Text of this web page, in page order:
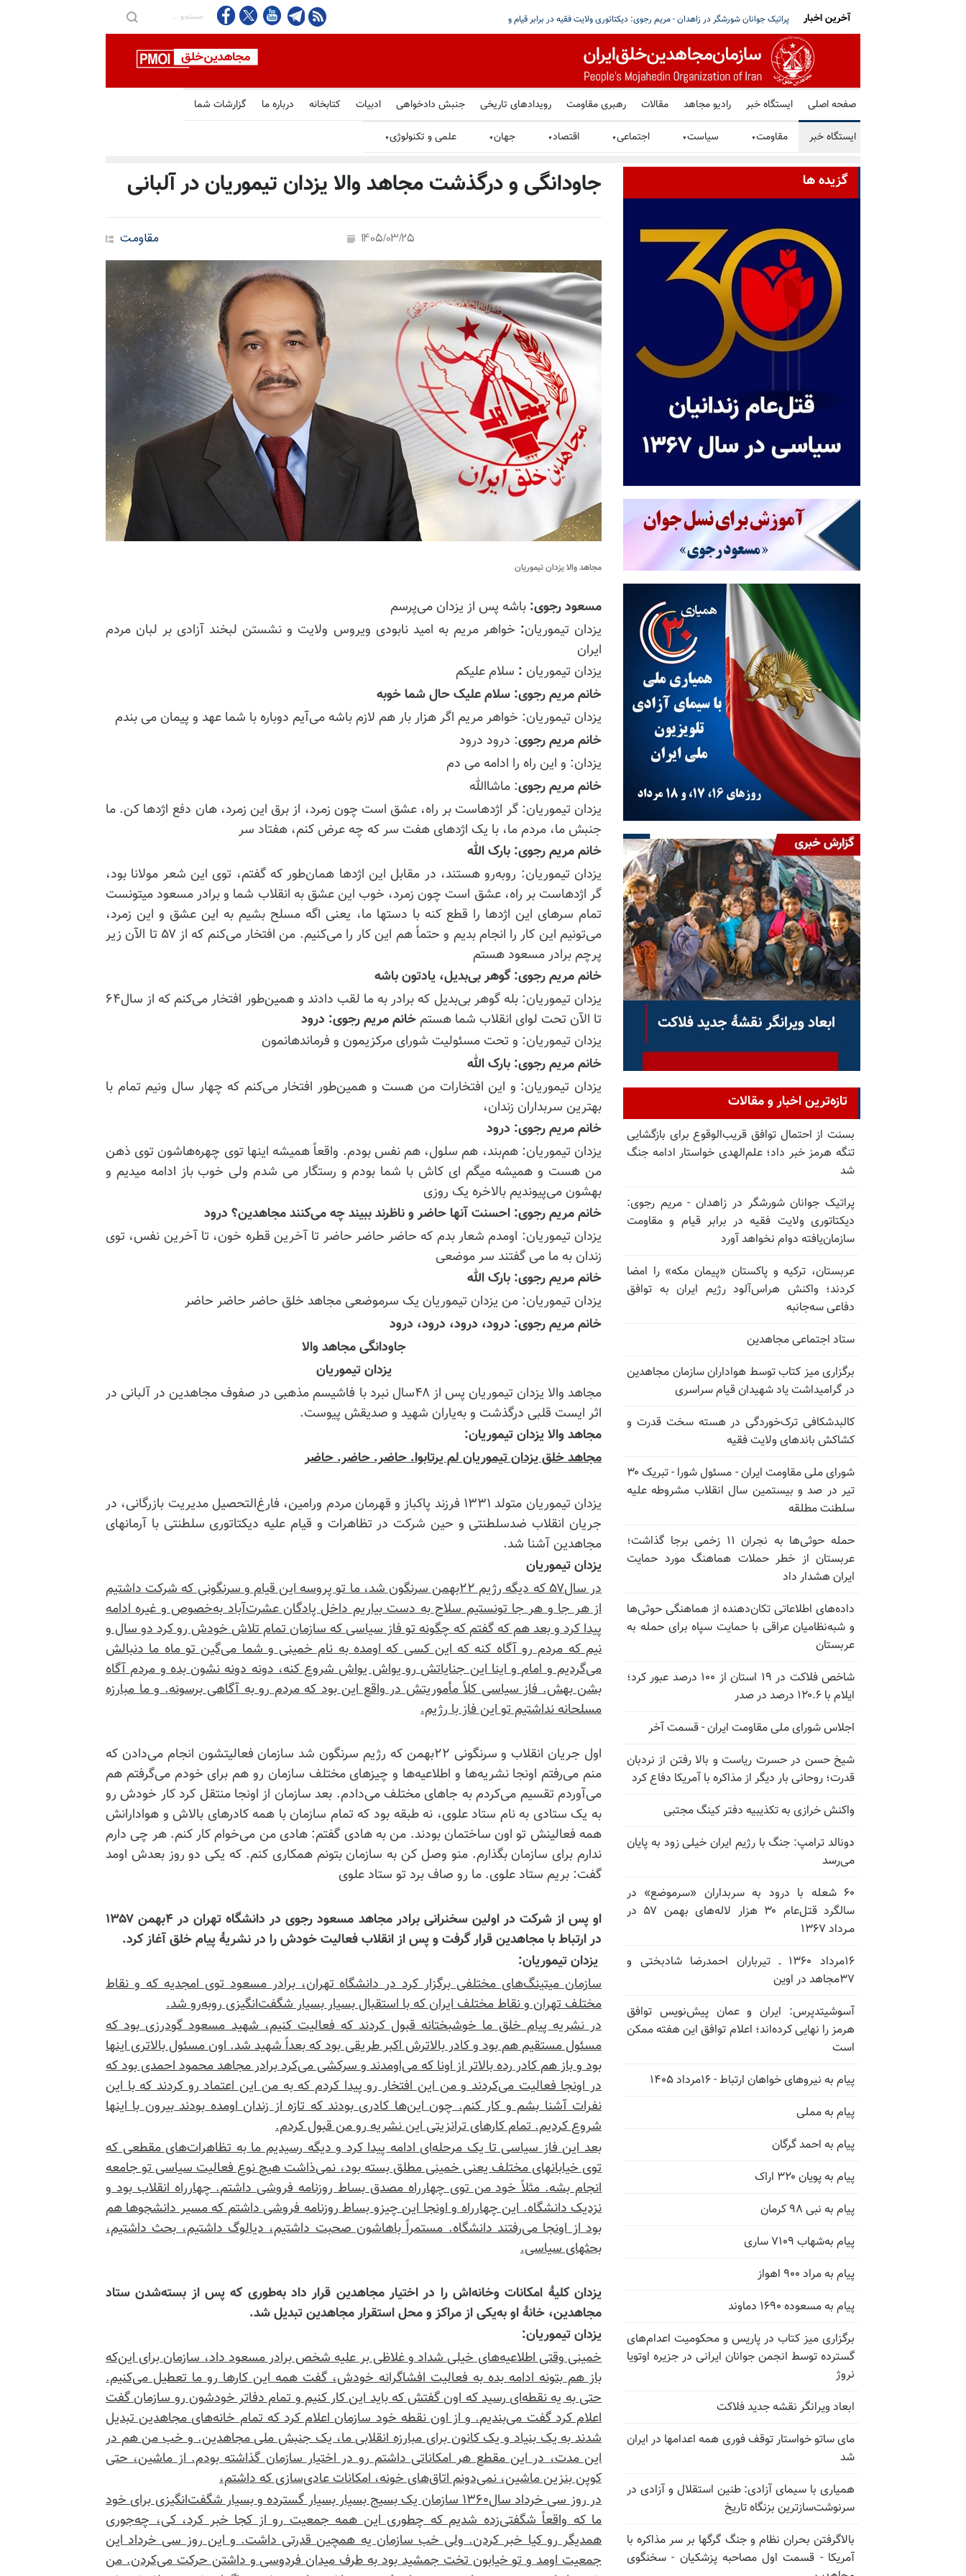
عربستان، ترکیه و پاکستان «پیمان مکه» را امضا کردند؛ واکنش هراس‌آلود رژیم ایران به توافق ستاد اجتماعی مجاهدین
آخرین اخبار
صفحه اصلی ایستگاه خبر رادیو مجاهد مقالات رهبری مقاومت رویدادهای تاریخی جنبش دادخواهی ادبیات کتابخانه درباره ما گزارشات شما
ایستگاه خبر مقاومت▼ سیاست▼ اجتماعی▼ اقتصاد▼ جهان▼ علمی و تکنولوژی▼
جاودانگی و درگذشت مجاهد والا یزدان تیموریان در آلبانی
مقاومت 1405/03/25
مجاهد والا یزدان تیموریان
مسعود رجوی: باشه پس از یزدان می‌پرسم
یزدان تیموریان: خواهر مریم به امید نابودی ویروس ولایت و نشستن لبخند آزادی بر لبان مردم
ایران
یزدان تیموریان : سلام علیکم
خانم مریم رجوی: سلام علیک حال شما خوبه
یزدان تیموریان: خواهر مریم اگر هزار بار هم لازم باشه می‌آیم دوباره با شما عهد و پیمان می بندم
خانم مریم رجوی: درود درود
یزدان: و این راه را ادامه می دم
خانم مریم رجوی: ماشاالله
یزدان تیموریان: گر اژدهاست بر راه، عشق است چون زمرد، از برق این زمرد، هان دفع اژدها کن. ما
جنبش ما، مردم ما، با یک اژدهای هفت سر که چه عرض کنم، هفتاد سر
خانم مریم رجوی: بارک الله
یزدان تیموریان: روبه‌رو هستند، در مقابل این اژدها همان‌طور که گفتم، توی این شعر مولانا بود،
گر اژدهاست بر راه، عشق است چون زمرد، خوب این عشق به انقلاب شما و برادر مسعود میتونست
تمام سرهای این اژدها را قطع کنه با دستها ما، یعنی اگه مسلح بشیم به این عشق و این زمرد،
می‌تونیم این کار را انجام بدیم و حتماً هم این کار را می‌کنیم. من افتخار می‌کنم که از ۵۷ تا الآن زیر
پرچم برادر مسعود هستم
خانم مریم رجوی: گوهر بی‌بدیل، یادتون باشه
یزدان تیموریان: بله گوهر بی‌بدیل که برادر به ما لقب دادند و همین‌طور افتخار می‌کنم که از سال۶۴
تا الآن تحت لوای انقلاب شما هستم خانم مریم رجوی: درود
یزدان تیموریان: و تحت مسئولیت شورای مرکزیمون و فرماندهانمون
خانم مریم رجوی: بارک الله
یزدان تیموریان: و این افتخارات من هست و همین‌طور افتخار می‌کنم که چهار سال ونیم تمام با
بهترین سربداران زندان،
خانم مریم رجوی: درود
یزدان تیموریان: هم‌بند، هم سلول، هم نفس بودم. واقعاً همیشه اینها توی چهره‌هاشون توی ذهن
من هست و همیشه میگم ای کاش با شما بودم و رستگار می شدم ولی خوب باز ادامه میدیم و
بهشون می‌پیوندیم بالاخره یک روزی
خانم مریم رجوی: احسنت آنها حاضر و ناظرند ببیند چه می‌کنند مجاهدین؟ درود
یزدان تیموریان: اومدم شعار بدم که حاضر حاضر حاضر تا آخرین قطره خون، تا آخرین نفس، توی
زندان به ما می گفتند سر موضعی
خانم مریم رجوی: بارک الله
یزدان تیموریان: من یزدان تیموریان یک سرموضعی مجاهد خلق حاضر حاضر حاضر
خانم مریم رجوی: درود، درود، درود، درود
جاودانگی مجاهد والا
یزدان تیموریان
مجاهد والا یزدان تیموریان پس از ۴۸سال نبرد با فاشیسم مذهبی در صفوف مجاهدین در آلبانی در
اثر ایست قلبی درگذشت و به‌یاران شهید و صدیقش پیوست.
مجاهد والا یزدان تیموریان:
مجاهد خلق یزدان تیموریان لم یرتابوا. حاضر. حاضر. حاضر
یزدان تیموریان متولد ۱۳۳۱ فرزند پاکباز و قهرمان مردم ورامین، فارغ‌التحصیل مدیریت بازرگانی، در
جریان انقلاب ضدسلطنتی و حین شرکت در تظاهرات و قیام علیه دیکتاتوری سلطنتی با آرمانهای
مجاهدین آشنا شد.
یزدان تیموریان
در سال۵۷ که دیگه رژیم ۲۲بهمن سرنگون شد، ما تو پروسه این قیام و سرنگونی که شرکت داشتیم
از هر جا و هر جا تونستیم سلاح به دست بیاریم داخل پادگان عشرت‌آباد به‌خصوص و غیره ادامه
پیدا کرد و بعد هم که گفتم که چگونه تو فاز سیاسی که سازمان تمام تلاش خودش رو کرد دو سال و
نیم که مردم رو آگاه کنه که این کسی که اومده به نام خمینی و شما می‌گین تو ماه ما دنبالش
می‌گردیم و امام و اینا این جنایاتش رو یواش یواش شروع کنه، دونه دونه نشون بده و مردم آگاه
بشن بهش. فاز سیاسی کلاً مأموریتش در واقع این بود که مردم رو به آگاهی برسونه. و ما مبارزه
مسلحانه نداشتیم تو این فاز با رژیم.
اول جریان انقلاب و سرنگونی ۲۲بهمن که رژیم سرنگون شد سازمان فعالیتشون انجام می‌دادن که
منم می‌رفتم اونجا نشریه‌ها و اطلاعیه‌ها و چیزهای مختلف سازمان رو هم برای خودم می‌گرفتم هم
می‌آوردم تقسیم می‌کردم به جاهای مختلف می‌دادم. بعد سازمان از اونجا منتقل کرد کار خودش رو
به یک ستادی به نام ستاد علوی، نه طبقه بود که تمام سازمان با همه کادرهای بالاش و هوادارانش
همه فعالینش تو اون ساختمان بودند. من به هادی گفتم: هادی من می‌خوام کار کنم. هر چی دارم
ندارم برای سازمان بگذارم. منو وصل کن به سازمان بتونم همکاری کنم. که یکی دو روز بعدش اومد
گفت: بریم ستاد علوی. ما رو صاف برد تو ستاد علوی
او پس از شرکت در اولین سخنرانی برادر مجاهد مسعود رجوی در دانشگاه تهران در ۴بهمن ۱۳۵۷
در ارتباط با مجاهدین قرار گرفت و پس از انقلاب فعالیت خودش را در نشریهٔ پیام خلق آغاز کرد.
یزدان تیموریان:
سازمان میتینگ‌های مختلفی برگزار کرد در دانشگاه تهران، برادر مسعود توی امجدیه که و نقاط
مختلف تهران و نقاط مختلف ایران که با استقبال بسیار بسیار شگفت‌انگیزی روبه‌رو شد.
در نشریه پیام خلق ما خوشبختانه قبول کردند که فعالیت کنیم، شهید مسعود گودرزی بود که
مسئول مستقیم هم بود و کادر بالاترش اکبر طریقی بود که بعداً شهید شد. اون مسئول بالاتری اینها
بود و باز هم کادر رده بالاتر از اونا که می‌اومدند و سرکشی می‌کرد برادر مجاهد محمود احمدی بود که
در اونجا فعالیت می‌کردند و من این افتخار رو پیدا کردم که به من این اعتماد رو کردند که با این
نفرات آشنا بشم و کار کنم. چون این‌هاکادریبودند که تازه از زندان اومده بودند بیرون با اینها
شروع کردیم. تمام کارهای ترانزیتی این نشریه رو من قبول کردم.
بعد این فاز سیاسی تا یک مرحله‌ای ادامه پیدا کرد و دیگه رسیدیم ما به تظاهرات‌های مقطعی که
توی خیابانهای مختلف یعنی خمینی مطلق بسته بود،نمی‌ذاشتهیچ نوع فعالیت سیاسی تو جامعه
انجام بشه. مثلاً خود من توی چهارراه مصدق بساط روزنامه فروشی داشتم. چهارراه انقلاب بود و
نزدیک دانشگاه. این چهارراه و اونجا اینچیزوبساط روزنامه فروشی داشتم که مسیر دانشجوها هم
بود از اونجا می‌رفتند دانشگاه. مستمراً باهاشون صحبت داشتیم، دیالوگ داشتیم، بحث داشتیم،
بحثهای سیاسی.
یزدان کلیهٔ امکاناتو‌خانه‌اشرا در اختیار مجاهدین قرار داد به‌طوری که پس از بسته‌شدن ستاد
مجاهدین، خانهٔ او به‌یکی از مراکز و محل استقرار مجاهدین تبدیل شد.
یزدان تیموریان:
خمینی وقتی اطلاعیه‌های خیلی شداد وغلاظیبر علیه شخص برادر مسعود داد، سازمان برای این‌که
باز هم بتونه ادامه بده به فعالیت افشاگرانه خودش، گفت همه این کارها رو ما تعطیل می‌کنیم.
حتی به یه نقطه‌ای رسید که اون گفتش که باید این کار کنیم و تمام دفاتر خودشون رو سازمان گفت
اعلام کرد گفت می‌بندیم. و از اون نقطه خود سازمان اعلام کرد که تمام خانه‌های مجاهدین تبدیل
شدند به یک بنیاد و یک کانون برای مبارزه انقلابی ما، یک جنبش ملی مجاهدین. و خب من هم در
این مدت، در این مقطع هر امکاناتی داشتم رو در اختیار سازمان گذاشته بودم. از ماشین، حتی
کوپن بنزین ماشین، نمی‌دونم اتاق‌های خونه، امکانات عادی‌سازی که داشتم،
در روز سی خرداد سال۱۳۶۰ سازمان یک بسیج بسیار بسیار گسترده و بسیار شگفت‌انگیزی برای خود
ما که واقعاًشگفتی‌زدهشدیم که چطوری این همه جمعیت رو از کجا خبر کرد، کی، چه‌جوری
همدیگر رو کیا خبر کردن. ولی خب سازمان یه همچین قدرتی داشت. و این روز سی خرداد این
جمعیت اومد و تو خیابون تخت جمشید بود به طرف میدان فردوسی و داشتن حرکت می‌کردن. من
گزیده ها
تازه‌ترین اخبار و مقالات
بسنت از احتمال توافق قریب‌الوقوع برای بازگشایی
تنگه هرمز خبر داد؛ علم‌الهدی خواستار ادامه جنگ
شد
پراتیک جوانان شورشگر در زاهدان - مریم رجوی:
دیکتاتوری ولایت فقیه در برابر قیام و مقاومت
سازمان‌یافته دوام نخواهد آورد
عربستان، ترکیه و پاکستان «پیمان مکه» را امضا
کردند؛ واکنش هراس‌آلود رژیم ایران به توافق
دفاعی سه‌جانبه
ستاد اجتماعی مجاهدین
برگزاری میز کتاب توسط هواداران سازمان مجاهدین
در گرامیداشت یاد شهیدان قیام سراسری
کالبدشکافی ترک‌خوردگی در هسته سخت قدرت و
کشاکش باندهای ولایت فقیه
شورای ملی مقاومت ایران - مسئول شورا - تبریک ۳۰
تیر در صد و بیستمین سال انقلاب مشروطه علیه
سلطنت مطلقه
حمله حوثی‌ها به نجران ۱۱ زخمی برجا گذاشت؛
عربستان از خطر حملات هماهنگ مورد حمایت
ایران هشدار داد
داده‌های اطلاعاتی تکان‌دهنده از هماهنگی حوثی‌ها
و شبه‌نظامیان عراقی با حمایت سپاه برای حمله به
عربستان
شاخص فلاکت در ۱۹ استان از ۱۰۰ درصد عبور کرد؛
ایلام با ۱۲۰.۶ درصد در صدر
اجلاس شورای ملی مقاومت ایران - قسمت آخر
شیخ حسن در حسرت ریاست و بالا رفتن از نردبان
قدرت؛ روحانی بار دیگر از مذاکره با آمریکا دفاع کرد
واکنش خرازی به تکذیبیه دفتر کینگ مجتبی
دونالد ترامپ: جنگ با رژیم ایران خیلی زود به پایان
می‌رسد
۶۰ شعله با درود به سربداران «سرموضع» در
سالگرد قتل‌عام ۳۰ هزار لاله‌های بهمن ۵۷ در
مـرداد ۱۳۶۷
۱۶مرداد ۱۳۶۰ ـ تیرباران احمدرضا شادبختی و
۳۷مجاهد در اوین
آسوشیتدپرس: ایران و عمان پیش‌نویس توافق
هرمز را نهایی کرده‌اند؛ اعلام توافق این هفته ممکن
است
پیام به نیروهای خواهان ارتباط - ۱۶مرداد ۱۴۰۵
پیام به مملی
پیام به احمد گرگان
پیام به پویان ۳۲۰ اراک
پیام به نبی ۹۸ کرمان
پیام به‌شهاب ۷۱۰۹ ساری
پیام به مراد ۹۰۰ اهواز
پیام به مسعوده ۱۶۹۰ دماوند
برگزاری میز کتاب در پاریس و محکومیت اعدام‌های
گسترده توسط انجمن جوانان ایرانی در جزیره اوتویا
نروژ
ابعاد ویرانگر نقشه جدید فلاکت
مای ساتو خواستار توقف فوری همه اعدامها در ایران
شد
همیاری با سیمای آزادی: طنین استقلال و آزادی در
سرنوشت‌سازترین بزنگاه تاریخ
بالا‌گرفتن بحران نظام و جنگ گرگها بر سر مذاکره با
آمریکا - قسمت اول مصاحبه پزشکیان - سخنگوی